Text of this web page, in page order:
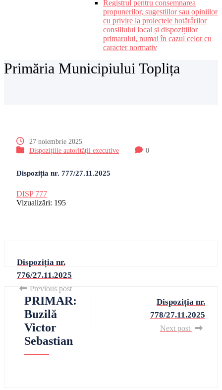
Registrul pentru consemnarea
propunerilor, sugestiilor sau opiniilor
cu privire la proiectele hotărârilor
consiliului local și dispozițiilor
primarului, numai în cazul celor cu
caracter normativ
Primăria Municipiului Toplița
27 noiembrie 2025
Dispozițiile autorității executive
0
Dispoziția nr. 777/27.11.2025
DISP 777
Vizualizări: 195
Dispoziția nr.
776/27.11.2025
Previous post
Dispoziția nr.
778/27.11.2025
Next post
PRIMAR:
Buzilă
Victor
Sebastian